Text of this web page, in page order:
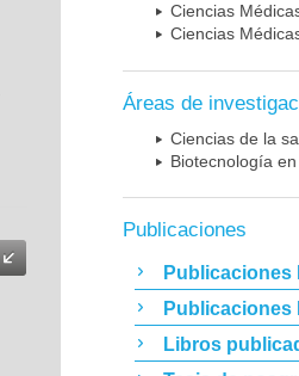
Ciencias
Ciencias
Áreas de
Ciencias de la
Biotecnología
Publicaciones
Publicaciones
Publicaciones
Libros